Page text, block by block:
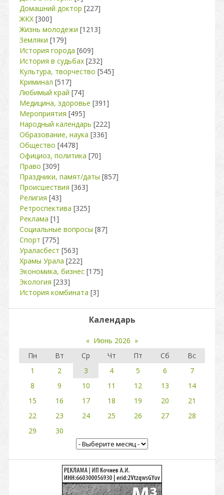
Домашний доктор [227]
ЖКХ [300]
Жизнь молодежи [1213]
Земляки [179]
История города [609]
История в судьбах [232]
Культура, творчество [545]
Криминал [517]
Любимый край [74]
Медицина, здоровье [391]
Мероприятия [495]
Народный календарь [222]
Образование, наука [336]
Общество [4478]
Официоз, политика [70]
Право [309]
Праздники, памят/даты [857]
Происшествия [363]
Религия [43]
Ретроспектива [325]
Реклама [1]
Социальные вопросы [87]
Спорт [775]
Ураласбест [563]
Храмы Урала [222]
Экономика, бизнес [175]
Экология [233]
История комбината [3]
Календарь
« Июнь 2026 »
Пн
Вт Ср Чт Пт Сб
Вс
1
2 3 4 5 6
7
8
9 10 11 12 13
14
15
16 17 18 19 20
21
22
23 24 25 26 27
28
29
30